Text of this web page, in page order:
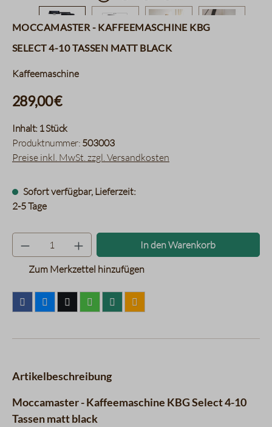
Moccamaster - Kaffeemaschine KBG
Select 4-10 Tassen matt black
Kaffeemaschine
289,00 €
Inhalt: 1 Stück
Produktnummer: 503003
Preise inkl. MwSt. zzgl. Versandkosten
Sofort verfügbar, Lieferzeit:
2-5 Tage
Produkt Anzahl: Gib den
In den Warenkorb
Zum Merkzettel hinzufügen
Artikelbeschreibung
Moccamaster - Kaffeemaschine KBG Select 4-10
Tassen matt black